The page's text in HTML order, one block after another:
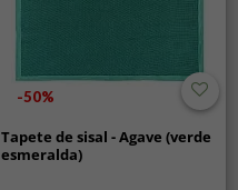
-50%
Tapete de sisal - Agave (verde
esmeralda)